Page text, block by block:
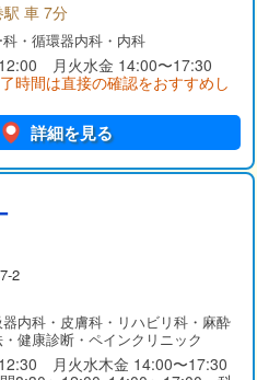
車 7分
・循環器内科・内科
月火水金 14:00〜17:30
時間は直接の確認をおすすめし
詳細を見る
2
内科・皮膚科・リハビリ科・麻酔
健康診断・ペインクリニック
月火水木金 14:00〜17:30